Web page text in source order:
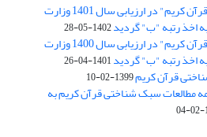
مجله" مطالعات سبک شناختی قرآن کریم" در ارزیابی سال 1401 وزارت
اخذ رتبه "ب" گردید1402-05-28
مجله" مطالعات سبک شناختی قرآن کریم" در ارزیابی سال 1400 وزارت
اخذ رتبه "ب" گردید1401-04-26
قرآن کریم1399-02-10
مطالعات سبک شناختی قرآن کریم به